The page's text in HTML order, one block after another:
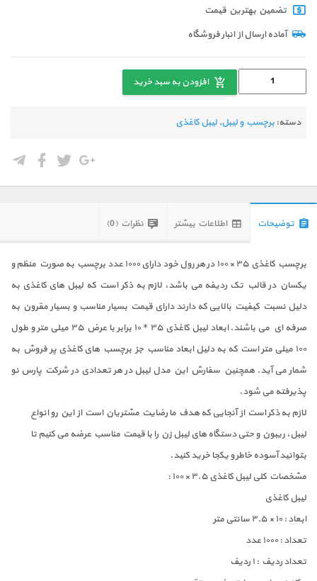
تضمین بهترین قیمت
آماده ارسال از انبار فروشگاه
افزودن به سبد خرید
دسته: برچسب و لیبل, لیبل کاغذی
توضیحات اطلاعات بیشتر نظرات (0)
برچسب کاغذی ۳۵ × ۱۰۰ در هر رول خود دارای ۱۰۰۰ عدد برچسب به صورت منظم و
یکسان در قالب تک ردیفه می باشد، لازم به ذکر است که لیبل های کاغذی به
دلیل نسبت کیفیت بالایی که دارند دارای قیمت بسیار مناسب و بسیار مقرون به
صرفه ای می باشند. ابعاد لیبل کاغذی ۳۵ * ۱۰ برابر با عرض ۳۵ میلی متر و طول
۱۰۰ میلی متر است که به دلیل ابعاد مناسب جز برچسب های کاغذی پر فروش به
شمار می آید. همچنین سفارش این مدل لیبل در هر تعدادی در شرکت پارس نو
پذیرفته می شود.
لازم به ذکر است از آنجایی که هدف ما رضایت مشتریان است از این رو انواع
لیبل، ریبون و حتی دستگاه های لیبل زن را با قیمت مناسب عرضه می کنیم تا
بتوانید آسوده خاطر و یکجا خرید کنید.
مشخصات کلی لیبل کاغذی ۳.۵ × ۱۰۰ :
لیبل کاغذی
ابعاد : ۱۰ × ۳٫۵ سانتی متر
تعداد : ۱۰۰۰ عدد
تعداد ردیف : ۱ ردیف